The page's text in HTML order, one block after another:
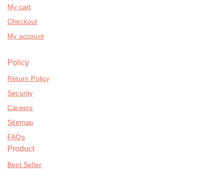
My cart
Checkout
My account
Policy
Return Policy
Security
Careers
Sitemap
FAQs
Product
Best Seller